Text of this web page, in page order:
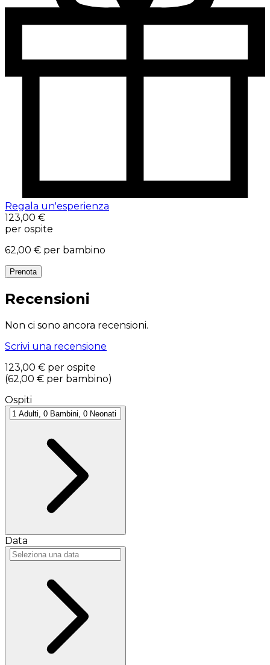
Regala un'esperienza
123,00 €
per ospite
62,00 € per bambino
Prenota
Recensioni
Non ci sono ancora recensioni.
Scrivi una recensione
123,00 € per ospite
(62,00 € per bambino)
Ospiti
Data